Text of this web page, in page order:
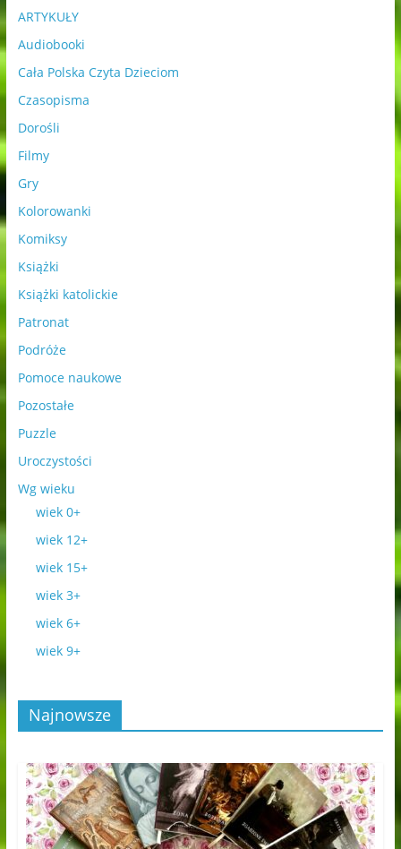
ARTYKUŁY
Audiobooki
Cała Polska Czyta Dzieciom
Czasopisma
Dorośli
Filmy
Gry
Kolorowanki
Komiksy
Książki
Książki katolickie
Patronat
Podróże
Pomoce naukowe
Pozostałe
Puzzle
Uroczystości
Wg wieku
wiek 0+
wiek 12+
wiek 15+
wiek 3+
wiek 6+
wiek 9+
Najnowsze